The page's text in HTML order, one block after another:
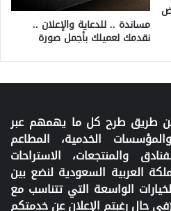
مساندة .. للدعاية والإعلان ..
نقدمك لعميلك بأجمل صورة
طريق طرح كل ما يهمهم عبر
الخدمية، المطاعم
والمنتجعات، الاستراحات
العربية السعودية لنضع بين
الواسعة التي تتناسب مع
حال رغبتم الإعلان عن خدمتكم